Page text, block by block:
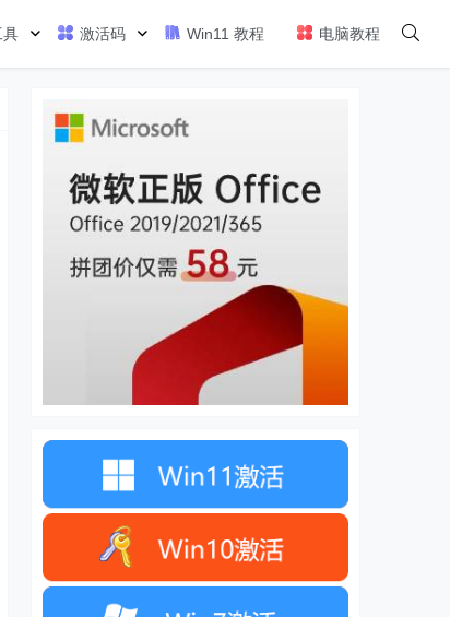
具 激活码 Win11 教程 电脑教程